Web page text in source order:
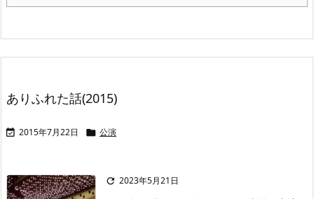
ありふれた話(2015)
 2015年7月22日  公演
 2023年5月21日